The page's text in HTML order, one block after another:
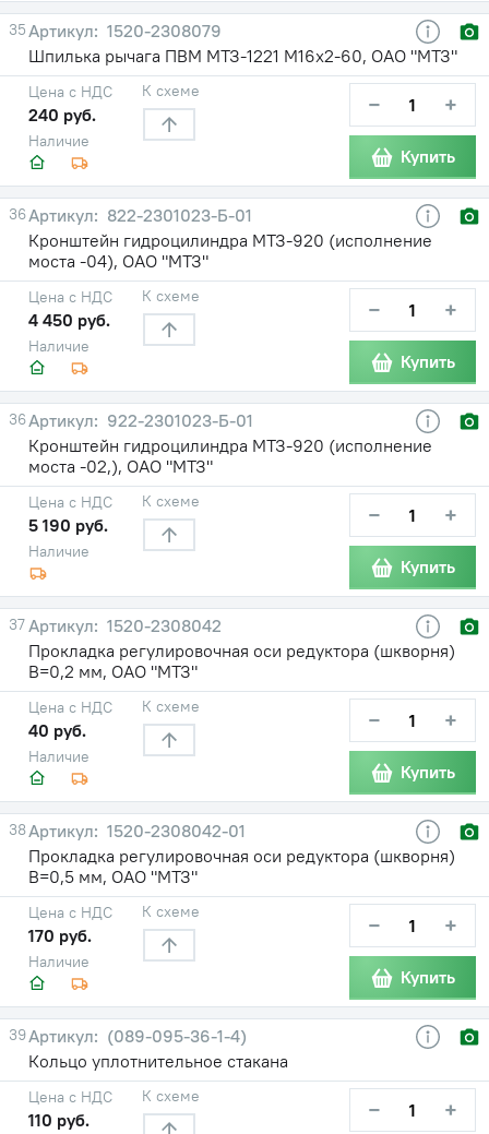
35
1520-2308079
Шпилька рычага ПВМ МТЗ-1221 М16х2-60, ОАО "МТЗ"
Наличие
Цена с НДС
240 руб.
К схеме − +
Купить
36
822-2301023-Б-01
Кронштейн гидроцилиндра МТЗ-920 (исполнение
моста -04), ОАО "МТЗ"
Наличие
Цена с НДС
4 450 руб.
К схеме − +
Купить
36
922-2301023-Б-01
Кронштейн гидроцилиндра МТЗ-920 (исполнение
моста -02,), ОАО "МТЗ"
Наличие
Цена с НДС
5 190 руб.
К схеме − +
Купить
37
1520-2308042
Прокладка регулировочная оси редуктора (шкворня)
В=0,2 мм, ОАО "МТЗ"
Наличие
Цена с НДС
40 руб.
К схеме − +
Купить
38
1520-2308042-01
Прокладка регулировочная оси редуктора (шкворня)
В=0,5 мм, ОАО "МТЗ"
Наличие
Цена с НДС
170 руб.
К схеме − +
Купить
39
(089-095-36-1-4)
Кольцо уплотнительное стакана
Цена с НДС
110 руб.
К схеме − +